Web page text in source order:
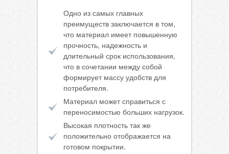
Одно из самых главных
преимуществ заключается в том,
что материал имеет повышенную
прочность, надежность и
длительный срок использования,
что в сочетании между собой
формирует массу удобств для
потребителя.
Материал может справиться с
переносимостью больших нагрузок.
Высокая плотность так же
положительно отображается на
готовом покрытии.